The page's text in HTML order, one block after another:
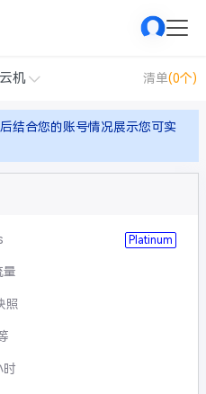
机 清单(0个)
结合您的账号情况展示您可实
Platinum
量
照
时